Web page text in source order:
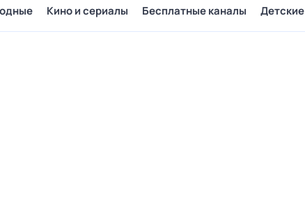
Кино и сериалы Бесплатные каналы Детские